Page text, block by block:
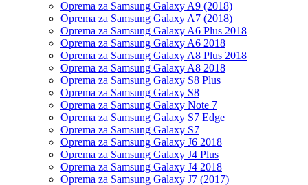
Oprema za Samsung Galaxy A9 (2018)
Oprema za Samsung Galaxy A7 (2018)
Oprema za Samsung Galaxy A6 Plus 2018
Oprema za Samsung Galaxy A6 2018
Oprema za Samsung Galaxy A8 Plus 2018
Oprema za Samsung Galaxy A8 2018
Oprema za Samsung Galaxy S8 Plus
Oprema za Samsung Galaxy S8
Oprema za Samsung Galaxy Note 7
Oprema za Samsung Galaxy S7 Edge
Oprema za Samsung Galaxy S7
Oprema za Samsung Galaxy J6 2018
Oprema za Samsung Galaxy J4 Plus
Oprema za Samsung Galaxy J4 2018
Oprema za Samsung Galaxy J7 (2017)